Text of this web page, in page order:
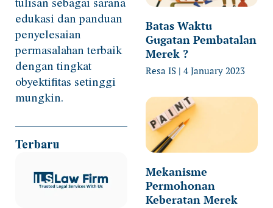
edukasi dan panduan
penyelesaian
permasalahan terbaik
dengan tingkat
obyektifitas setinggi
mungkin.
Terbaru
Batas Waktu
Gugatan Pembatalan
Merek ?
Resa IS 4 January 2023
Mekanisme
Permohonan
Keberatan Merek